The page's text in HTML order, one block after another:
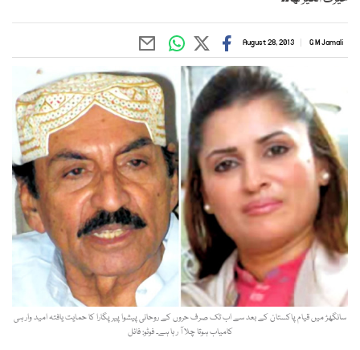
G M Jamali
August 28, 2013
سانگھڑ میں قیام پاکستان کے بعد سے اب تک صرف حروں کے روحانی پیشوا پیرپگارا کا حمایت یافتہ امید وار ہی
کامیاب ہوتا چلا آ ر ہا ہے۔ فوٹو: فائل